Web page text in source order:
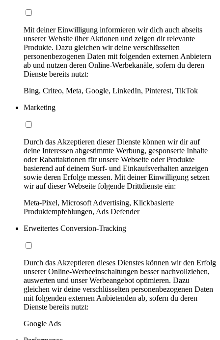
Mit deiner Einwilligung informieren wir dich auch abseits
unserer Website über Aktionen und zeigen dir relevante
Produkte. Dazu gleichen wir deine verschlüsselten
personenbezogenen Daten mit folgenden externen Anbietern
ab und nutzen deren Online-Werbekanäle, sofern du deren
Dienste bereits nutzt:
Bing, Criteo, Meta, Google, LinkedIn, Pinterest, TikTok
Marketing
Durch das Akzeptieren dieser Dienste können wir dir auf
deine Interessen abgestimmte Werbung, gesponserte Inhalte
oder Rabattaktionen für unsere Webseite oder Produkte
basierend auf deinem Surf- und Einkaufsverhalten anzeigen
sowie deren Erfolge messen. Mit deiner Einwilligung setzen
wir auf dieser Webseite folgende Drittdienste ein:
Meta-Pixel, Microsoft Advertising, Klickbasierte
Produktempfehlungen, Ads Defender
Erweitertes Conversion-Tracking
Durch das Akzeptieren dieses Dienstes können wir den Erfolg
unserer Online-Werbeeinschaltungen besser nachvollziehen,
auswerten und unser Werbeangebot optimieren. Dazu
gleichen wir deine verschlüsselten personenbezogenen Daten
mit folgenden externen Anbietenden ab, sofern du deren
Dienste bereits nutzt:
Google Ads